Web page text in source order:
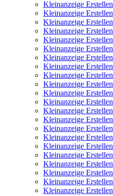
Kleinanzeige Erstellen
Kleinanzeige Erstellen
Kleinanzeige Erstellen
Kleinanzeige Erstellen
Kleinanzeige Erstellen
Kleinanzeige Erstellen
Kleinanzeige Erstellen
Kleinanzeige Erstellen
Kleinanzeige Erstellen
Kleinanzeige Erstellen
Kleinanzeige Erstellen
Kleinanzeige Erstellen
Kleinanzeige Erstellen
Kleinanzeige Erstellen
Kleinanzeige Erstellen
Kleinanzeige Erstellen
Kleinanzeige Erstellen
Kleinanzeige Erstellen
Kleinanzeige Erstellen
Kleinanzeige Erstellen
Kleinanzeige Erstellen
Kleinanzeige Erstellen